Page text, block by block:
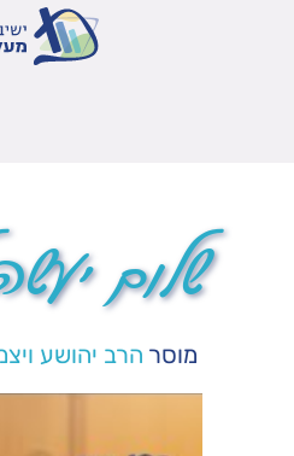
שלום
מוסר הרב יהושע